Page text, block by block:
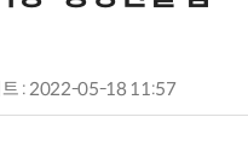
트 : 2022-05-18 11:57